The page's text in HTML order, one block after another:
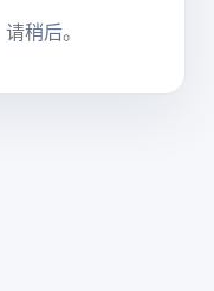
稍后。